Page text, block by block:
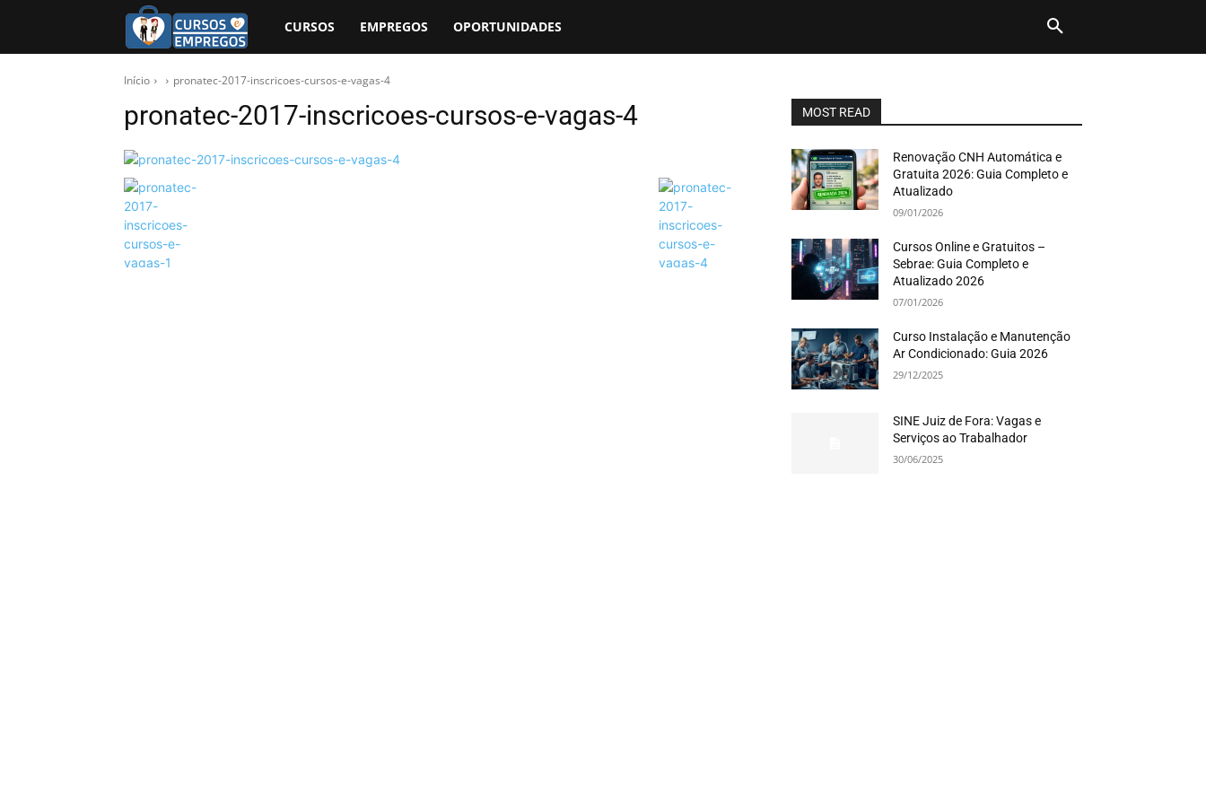
CURSOS EMPREGOS OPORTUNIDADES
Início pronatec-2017-inscricoes-cursos-e-vagas-4
pronatec-2017-inscricoes-cursos-e-vagas-4 MOST READ
Renovação CNH Automática e
Gratuita 2026: Guia Completo e
Atualizado
09/01/2026
Cursos Online e Gratuitos –
Sebrae: Guia Completo e
Atualizado 2026
07/01/2026
Curso Instalação e Manutenção
Ar Condicionado: Guia 2026
29/12/2025
SINE Juiz de Fora: Vagas e
Serviços ao Trabalhador
30/06/2025